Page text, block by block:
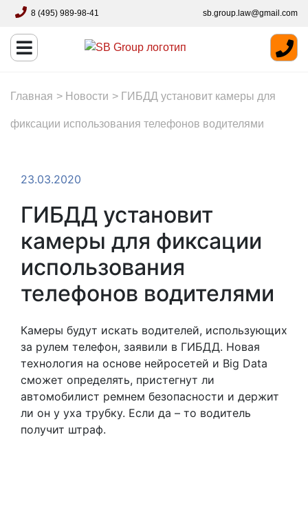
8 (495) 989-98-41 sb.group.law@gmail.com
Главная > Новости > ГИБДД установит камеры для
фиксации использования телефонов водителями
23.03.2020
ГИБДД установит
камеры для фиксации
использования
телефонов водителями
Камеры будут искать водителей, использующих
за рулем телефон, заявили в ГИБДД. Новая
технология на основе нейросетей и Big Data
сможет определять, пристегнут ли
автомобилист ремнем безопасности и держит
ли он у уха трубку. Если да – то водитель
получит штраф.